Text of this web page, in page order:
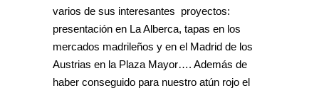
varios de sus interesantes proyectos:
presentación en La Alberca, tapas en los
mercados madrileños y en el Madrid de los
Austrias en la Plaza Mayor…. Además de
haber conseguido para nuestro atún rojo el